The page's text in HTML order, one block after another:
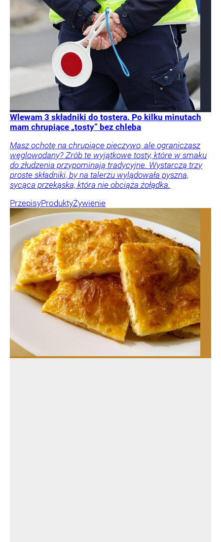
Wlewam 3 składniki do tostera. Po kilku minutach
mam chrupiące „tosty” bez chleba
Masz ochotę na chrupiące pieczywo, ale ograniczasz
węglowodany? Zrób te wyjątkowe tosty, które w smaku
do złudzenia przypominają tradycyjne. Wystarczą trzy
proste składniki, by na talerzu wylądowała pyszna,
sycąca przekąska, która nie obciąża żołądka.
PrzepisyProduktyŻywienie